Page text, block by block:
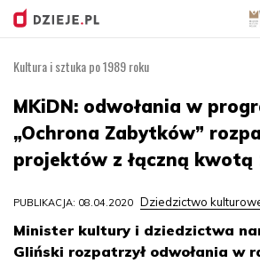
treści
Kultura i sztuka po 1989 roku
MKiDN: odwołania w
„Ochrona Zabytków”
projektów z łączną kwotą
PUBLIKACJA: 08.04.2020 Dziedzictwo
Minister kultury i dziedzictwa
Gliński rozpatrzył odwołania w